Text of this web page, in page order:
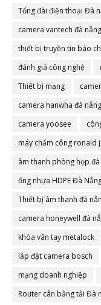
Tổng đài điện thoại Đà
camera vantech đà nẵng
thiết bị truyền tin báo
đánh giá công nghệ
Thiết bị mạng
camera hanwha đà nẵng
camera yoosee
máy chấm công ronald
âm thanh phòng họp
ống nhựa HDPE Đà
Thiết bị âm thanh đà
camera honeywell đà
khóa vân tay metalock
lắp đặt camera bosch
mạng doanh nghiệp
Router cân bằng tải Đà